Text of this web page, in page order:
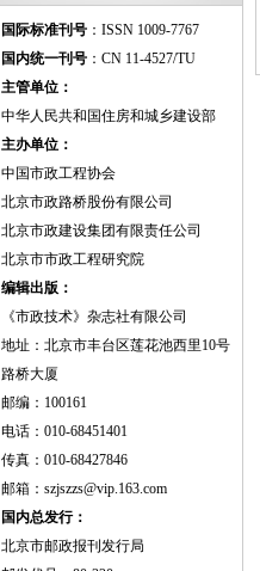
国际标准刊号 ：ISSN 1009-7767
国内统一刊号 ：CN 11-4527/TU
主管单位：
中华人民共和国住房和城乡建设部
主办单位：
中国市政工程协会
北京市政路桥股份有限公司
北京市政建设集团有限责任公司
北京市市政工程研究院
编辑出版：
《市政技术》杂志社有限公司
地址：北京市丰台区莲花池西里10号
路桥大厦
邮编：100161
电话：010-68451401
传真：010-68427846
邮箱：szjszzs@vip.163.com
国内总发行：
北京市邮政报刊发行局